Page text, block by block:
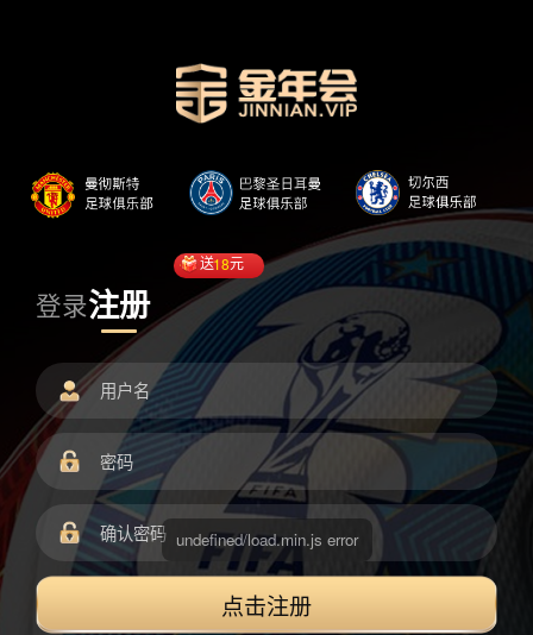
登录注册
送18元
点击注册